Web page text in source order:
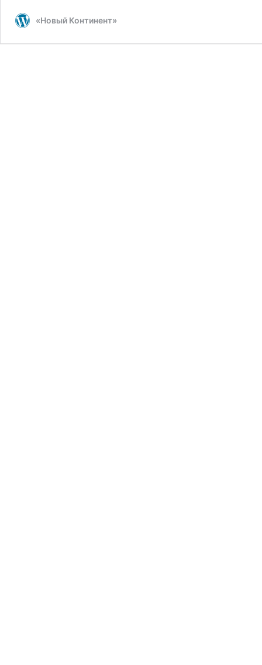
«Новый Континент»